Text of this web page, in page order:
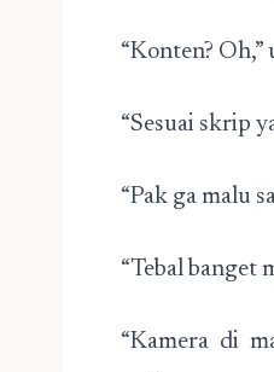
“Konten? Oh,”
“Sesuai skrip
“Pak ga malu
“Tebal banget
“Kamera di